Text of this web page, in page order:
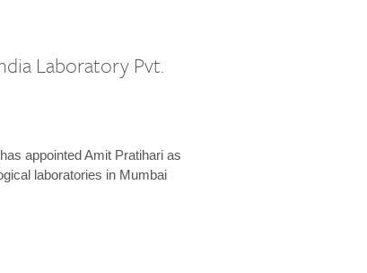
Laboratory Pvt.
appointed Amit Pratihari as
laboratories in Mumbai